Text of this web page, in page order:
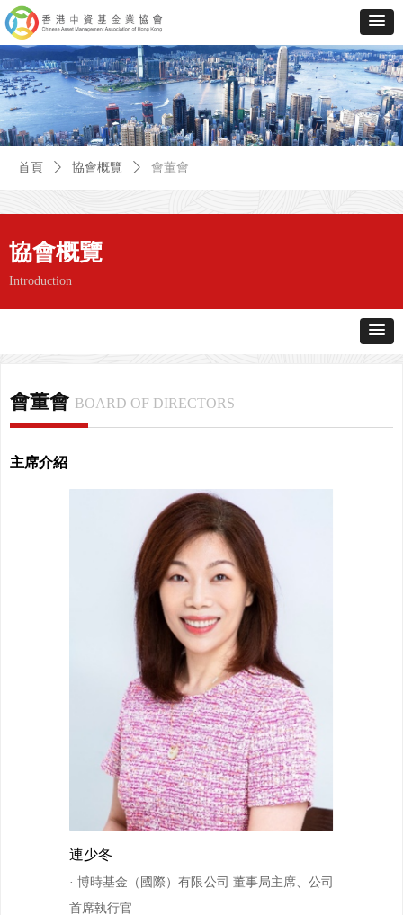
首頁 ꄲ 協會概覽 ꄲ 會董會
會董會 BOARD OF DIRECTORS
主席介紹
連少冬
· 博時基金（國際）有限公司 董事局主席、公司
首席執行官
協會概覽
Introduction